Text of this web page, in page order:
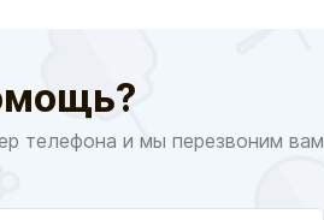
телефона и мы перезвоним вам